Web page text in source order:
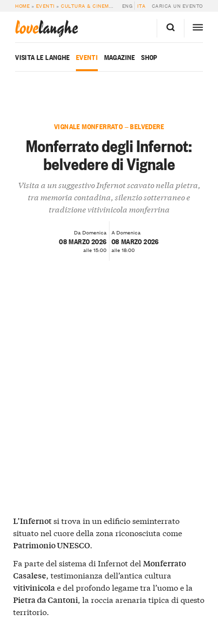
HOME » EVENTI »CULTURA & CINEMA » MONFERRATO DEGLI INFERNOT:
ENG ITA CARICA UN EVENTO
lovelanghe
VISITA LE LANGHE EVENTI MAGAZINE SHOP
VIGNALE MONFERRATO — BELVEDERE
Monferrato degli Infernot:
belvedere di Vignale
Visita a un suggestivo Infernot scavato nella pietra,
tra memoria contadina, silenzio sotterraneo e
tradizione vitivinicola monferrina
Da Domenica
08 MARZO 2026
alle 15:00
A Domenica
08 MARZO 2026
alle 18:00
L’Infernotsi trova in un edificio seminterrato
situato nel cuore della zona riconosciuta come
Patrimonio UNESCO.
Fa parte del sistema di Infernot del Monferrato
Casalese, testimonianza dell’antica cultura
vitivinicolae del profondo legame tra l’uomo e la
Pietra da Cantoni, la roccia arenaria tipica di questo
territorio.